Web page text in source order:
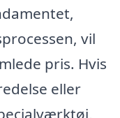
vil
pris. Hvis
eller